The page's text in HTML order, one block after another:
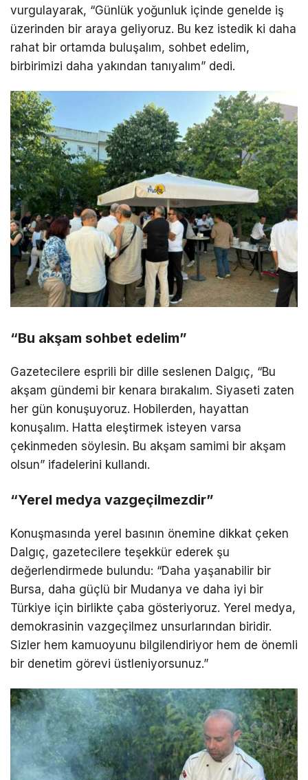
vurgulayarak, “Günlük yoğunluk içinde genelde iş
üzerinden bir araya geliyoruz. Bu kez istedik ki daha
rahat bir ortamda buluşalım, sohbet edelim,
birbirimizi daha yakından tanıyalım” dedi.
“Bu akşam sohbet edelim”
Gazetecilere esprili bir dille seslenen Dalgıç, “Bu
akşam gündemi bir kenara bırakalım. Siyaseti zaten
her gün konuşuyoruz. Hobilerden, hayattan
konuşalım. Hatta eleştirmek isteyen varsa
çekinmeden söylesin. Bu akşam samimi bir akşam
olsun” ifadelerini kullandı.
“Yerel medya vazgeçilmezdir”
Konuşmasında yerel basının önemine dikkat çeken
Dalgıç, gazetecilere teşekkür ederek şu
değerlendirmede bulundu: “Daha yaşanabilir bir
Bursa, daha güçlü bir Mudanya ve daha iyi bir
Türkiye için birlikte çaba gösteriyoruz. Yerel medya,
demokrasinin vazgeçilmez unsurlarından biridir.
Sizler hem kamuoyunu bilgilendiriyor hem de önemli
bir denetim görevi üstleniyorsunuz.”